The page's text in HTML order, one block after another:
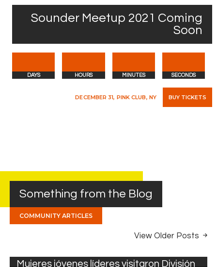
Sounder Meetup 2021 Coming
Soon
DAYS HOURS MINUTES SECONDS
DECEMBER 31, PINK CLUB, NY BUY TICKETS
Something from the Blog
COMMUNITY ARTICLES
View Older Posts
Mujeres jóvenes líderes visitaron División